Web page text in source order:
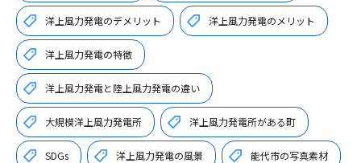
洋上風力発電のデメリット 洋上風力発電のメリット
洋上風力発電の特徴
洋上風力発電と陸上風力発電の違い
大規模洋上風力発電所 洋上風力発電所がある町
SDGs 洋上風力発電の風景 能代市の写真素材